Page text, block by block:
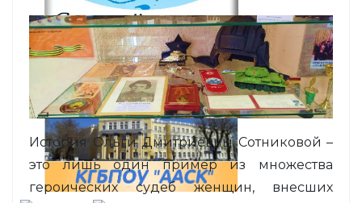
История Ольги Дмитриевны Сотниковой –
это лишь один пример из множества
героических судеб женщин, внесших